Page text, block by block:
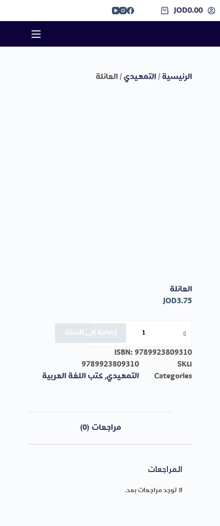
JOD0.00
الرئيسية/التمهيدي/ العائلة
العائلة
JOD3.75
إضافة إلى السلة
ISBN: 9789923809310
SKU
9789923809310
Categories
التمهيدي,كتب اللغة العربية
مراجعات (0)
المراجعات
لا توجد مراجعات بعد.